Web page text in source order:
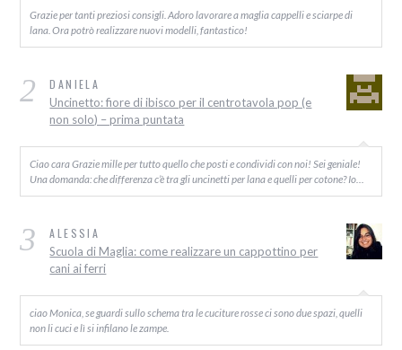
Grazie per tanti preziosi consigli. Adoro lavorare a maglia cappelli e sciarpe di
lana. Ora potrò realizzare nuovi modelli, fantastico!
2 DANIELA
Uncinetto: fiore di ibisco per il centrotavola pop (e
non solo) – prima puntata
Ciao cara Grazie mille per tutto quello che posti e condividi con noi! Sei geniale!
Una domanda: che differenza c’è tra gli uncinetti per lana e quelli per cotone? Io…
3 ALESSIA
Scuola di Maglia: come realizzare un cappottino per
cani ai ferri
ciao Monica, se guardi sullo schema tra le cuciture rosse ci sono due spazi, quelli
non li cuci e lì si infilano le zampe.